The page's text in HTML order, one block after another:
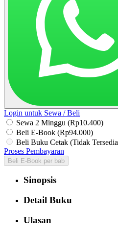
Login untuk Sewa / Beli
Sewa 2 Minggu (Rp10.400)
Beli E-Book (Rp94.000)
Beli Buku Cetak (Tidak
Proses Pembayaran
Beli E-Book per bab
Sinopsis
Detail Buku
Ulasan